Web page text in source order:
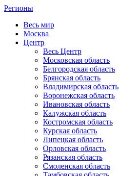
Регионы
Весь мир
Москва
Центр
Весь Центр
Московская область
Белгородская область
Брянская область
Владимирская область
Воронежская область
Ивановская область
Калужская область
Костромская область
Курская область
Липецкая область
Орловская область
Рязанская область
Смоленская область